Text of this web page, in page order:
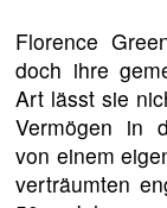
Florence
doch ihre
Art lässt sie
Vermögen in
von einem
verträumten